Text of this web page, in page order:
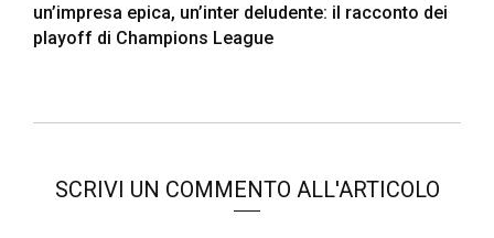
un’impresa epica, un’inter deludente: il racconto dei
playoff di Champions League
SCRIVI UN COMMENTO ALL'ARTICOLO